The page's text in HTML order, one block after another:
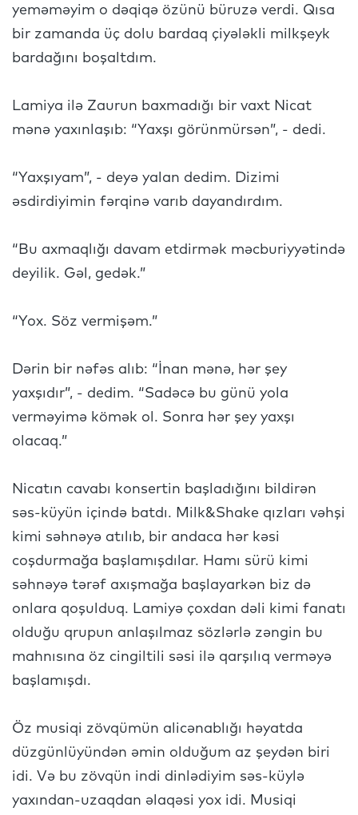
yeməməyim o dəqiqə özünü büruzə verdi. Qısa
bir zamanda üç dolu bardaq çiyələkli milkşeyk
bardağını boşaltdım.
Lamiya ilə Zaurun baxmadığı bir vaxt Nicat
mənə yaxınlaşıb: “Yaxşı görünmürsən”, - dedi.
“Yaxşıyam”, - deyə yalan dedim. Dizimi
əsdirdiyimin fərqinə varıb dayandırdım.
“Bu axmaqlığı davam etdirmək məcburiyyətində
deyilik. Gəl, gedək.”
“Yox. Söz vermişəm.”
Dərin bir nəfəs alıb: “İnan mənə, hər şey
yaxşıdır”, - dedim. “Sadəcə bu günü yola
verməyimə kömək ol. Sonra hər şey yaxşı
olacaq.”
Nicatın cavabı konsertin başladığını bildirən
səs-küyün içində batdı. Milk&Shake qızları vəhşi
kimi səhnəyə atılıb, bir andaca hər kəsi
coşdurmağa başlamışdılar. Hamı sürü kimi
səhnəyə tərəf axışmağa başlayarkən biz də
onlara qoşulduq. Lamiyə çoxdan dəli kimi fanatı
olduğu qrupun anlaşılmaz sözlərlə zəngin bu
mahnısına öz cingiltili səsi ilə qarşılıq verməyə
başlamışdı.
Öz musiqi zövqümün alicənablığı həyatda
düzgünlüyündən əmin olduğum az şeydən biri
idi. Və bu zövqün indi dinlədiyim səs-küylə
yaxından-uzaqdan əlaqəsi yox idi. Musiqi